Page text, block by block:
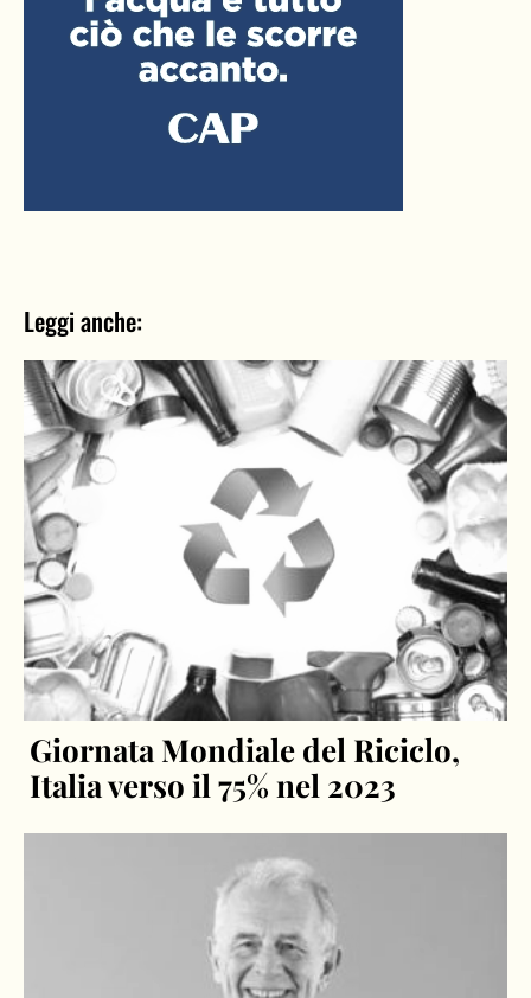
Leggi anche:
Giornata Mondiale del Riciclo,
Italia verso il 75% nel 2023